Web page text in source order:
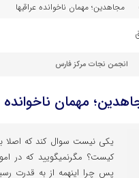
مجاهدین؛ مهمان ناخوانده عراقیها
انجمن نجات مرکز فارس
مهمان ناخوانده
یکی نیست سوال کند که اصلا
کیست؟ مگرنمیگویید که در
پس چرا اینهمه از به قدرت